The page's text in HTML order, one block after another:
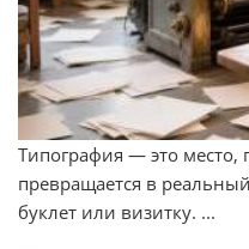
Типография — это место,
превращается в
буклет или визитку. ...